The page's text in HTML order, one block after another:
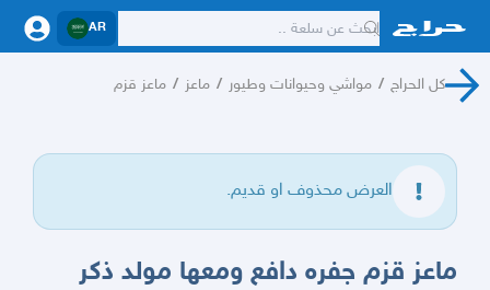
AR
كل الحراج / مواشي وحيوانات وطيور / ماعز / ماعز قزم
العرض محذوف او قديم.
ماعز قزم جفره دافع ومعها مولد ذكر